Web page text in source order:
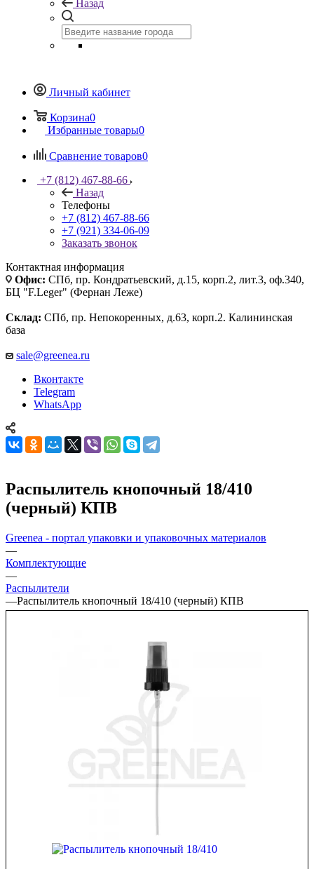
Назад
Личный кабинет
Корзина0
Избранные товары0
Сравнение товаров0
+7 (812) 467-88-66
Назад
Телефоны
+7 (812) 467-88-66
+7 (921) 334-06-09
Заказать звонок
Контактная информация
Офис: СПб, пр. Кондратьевский, д.15, корп.2, лит.3, оф.340,
БЦ "F.Leger" (Фернан Леже)
Склад: СПб, пр. Непокоренных, д.63, корп.2. Калининская
база
sale@greenea.ru
Вконтакте
Telegram
WhatsApp
Распылитель кнопочный 18/410
(черный) КПВ
Greenea - портал упаковки и упаковочных материалов
—
Комплектующие
—
Распылители
—Распылитель кнопочный 18/410 (черный) КПВ